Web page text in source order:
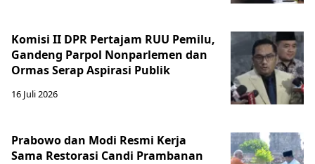
Komisi II DPR Pertajam RUU Pemilu,
Gandeng Parpol Nonparlemen dan
Ormas Serap Aspirasi Publik
16 Juli 2026
Prabowo dan Modi Resmi Kerja
Sama Restorasi Candi Prambanan